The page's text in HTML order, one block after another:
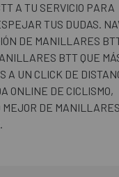
A TU SERVICIO PARA
TUS DUDAS.
DE MANILLARES
BTT QUE
A UN CLICK DE
ONLINE DE CICLISMO,
MEJOR DE